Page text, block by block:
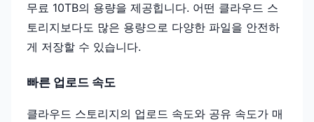
무료 10TB의 용량을 제공힙니다. 어떤 클라우드 스
토리지보다도 많은 용량으로 다양한 파일을 안전하
게 저장할 수 있습니다.
빠른 업로드 속도
클라우드 스토리지의 업로드 속도와 공유 속도가 매